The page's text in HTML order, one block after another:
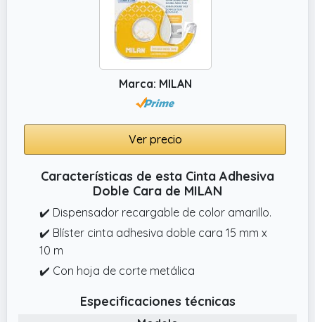
2 rollos de cinta adhesiva de doble cara de
alta resistencia. Cada uno mide 15 mm x 20
m / 0,6 pulgadas x 66 pies.
Marca: MILAN
Ver precio
Características de esta Cinta Adhesiva
Doble Cara de MILAN
✔️ Dispensador recargable de color amarillo.
✔️ Blíster cinta adhesiva doble cara 15 mm x
10 m
✔️ Con hoja de corte metálica
Especificaciones técnicas